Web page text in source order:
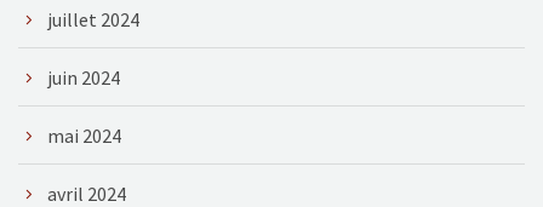
juillet 2024
juin 2024
mai 2024
avril 2024